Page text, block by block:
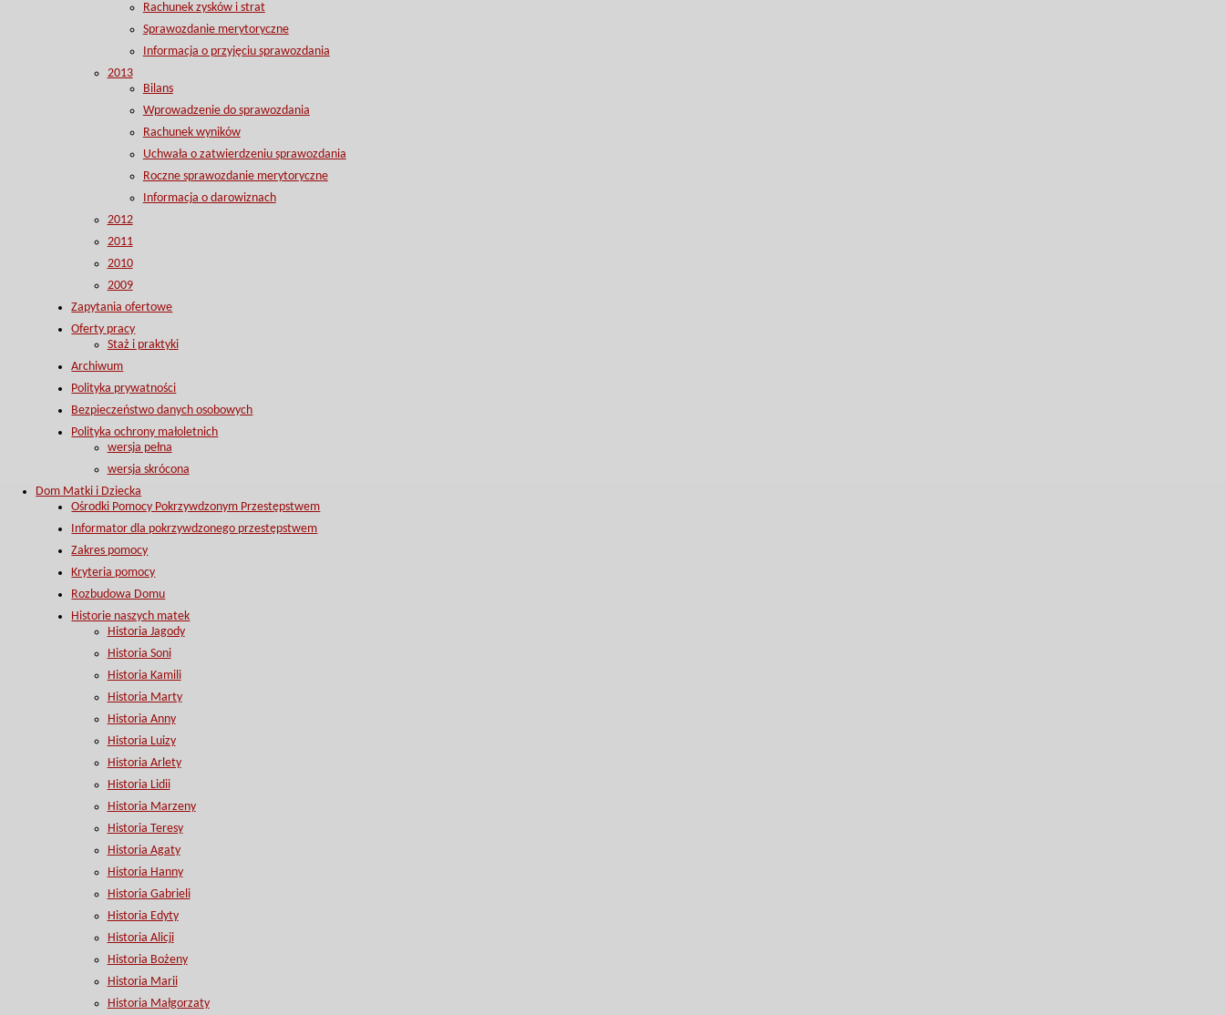
Rachunek zysków i strat
Sprawozdanie merytoryczne
Informacja o przyjęciu sprawozdania
2013
Bilans
Wprowadzenie do sprawozdania
Rachunek wyników
Uchwała o zatwierdzeniu sprawozdania
Roczne sprawozdanie merytoryczne
Informacja o darowiznach
2012
2011
2010
2009
Zapytania ofertowe
Oferty pracy
Staż i praktyki
Archiwum
Polityka prywatności
Bezpieczeństwo danych osobowych
Polityka ochrony małoletnich
wersja pełna
wersja skrócona
Dom Matki i Dziecka
Ośrodki Pomocy Pokrzywdzonym Przestępstwem
Informator dla pokrzywdzonego przestępstwem
Zakres pomocy
Kryteria pomocy
Rozbudowa Domu
Historie naszych matek
Historia Jagody
Historia Soni
Historia Kamili
Historia Marty
Historia Anny
Historia Luizy
Historia Arlety
Historia Lidii
Historia Marzeny
Historia Teresy
Historia Agaty
Historia Hanny
Historia Gabrieli
Historia Edyty
Historia Alicji
Historia Bożeny
Historia Marii
Historia Małgorzaty